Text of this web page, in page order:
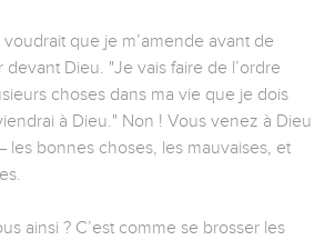
que je m’amende avant de
Dieu. "Je vais faire de l’ordre
choses dans ma vie que je dois
à Dieu." Non ! Vous venez à Dieu
les bonnes choses, les mauvaises, et
ainsi ? C’est comme se brosser les